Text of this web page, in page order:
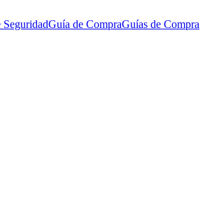
SeguridadGuía de CompraGuías de Compra